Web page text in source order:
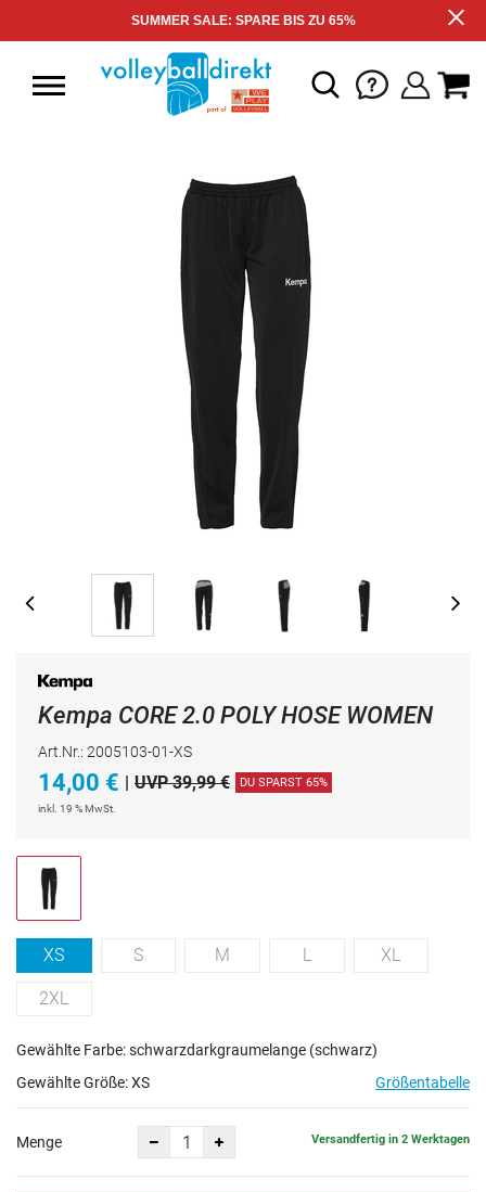
SUMMER SALE: SPARE BIS ZU 65%
Kempa CORE 2.0 POLY HOSE WOMEN
Art.Nr.: 2005103-01-XS
14,00 € | UVP 39,99 € DU SPARST 65%
inkl. 19 % MwSt.
XS S M L XL
2XL
Gewählte Farbe: schwarzdarkgraumelange (schwarz)
Gewählte Größe:XS Größentabelle
Menge Versandfertig in 2 Werktagen